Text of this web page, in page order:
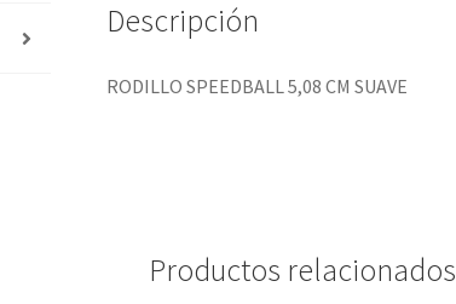
Descripción
RODILLO SPEEDBALL 5,08 CM SUAVE
Productos relacionados